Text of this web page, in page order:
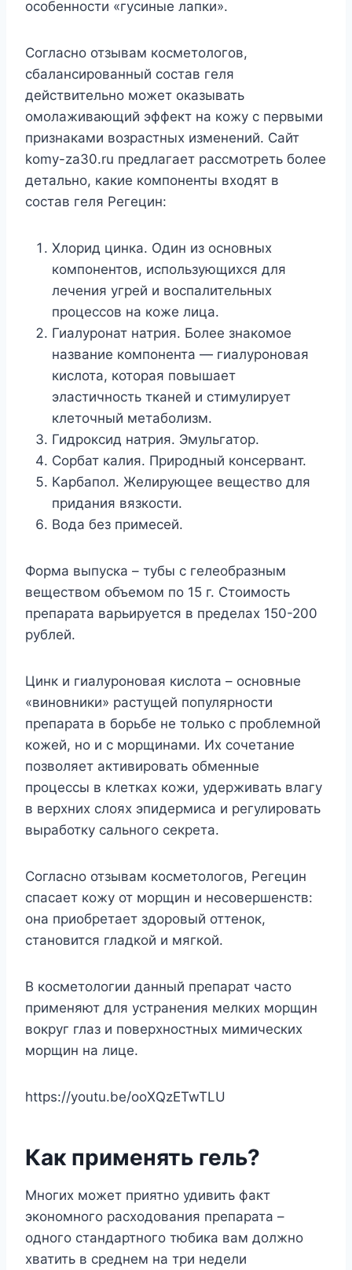
особенности «гусиные лапки».
Согласно отзывам косметологов,
сбалансированный состав геля
действительно может оказывать
омолаживающий эффект на кожу с первыми
признаками возрастных изменений. Сайт
komy-za30.ru предлагает рассмотреть более
детально, какие компоненты входят в
состав геля Регецин:
Хлорид цинка. Один из основных
компонентов, использующихся для
лечения угрей и воспалительных
процессов на коже лица.
Гиалуронат натрия. Более знакомое
название компонента — гиалуроновая
кислота, которая повышает
эластичность тканей и стимулирует
клеточный метаболизм.
Гидроксид натрия. Эмульгатор.
Сорбат калия. Природный консервант.
Карбапол. Желирующее вещество для
придания вязкости.
Вода без примесей.
Форма выпуска – тубы с гелеобразным
веществом объемом по 15 г. Стоимость
препарата варьируется в пределах 150-200
рублей.
Цинк и гиалуроновая кислота – основные
«виновники» растущей популярности
препарата в борьбе не только с проблемной
кожей, но и с морщинами. Их сочетание
позволяет активировать обменные
процессы в клетках кожи, удерживать влагу
в верхних слоях эпидермиса и регулировать
выработку сального секрета.
Согласно отзывам косметологов, Регецин
спасает кожу от морщин и несовершенств:
она приобретает здоровый оттенок,
становится гладкой и мягкой.
В косметологии данный препарат часто
применяют для устранения мелких морщин
вокруг глаз и поверхностных мимических
морщин на лице.
https://youtu.be/ooXQzETwTLU
Как применять гель?
Многих может приятно удивить факт
экономного расходования препарата –
одного стандартного тюбика вам должно
хватить в среднем на три недели